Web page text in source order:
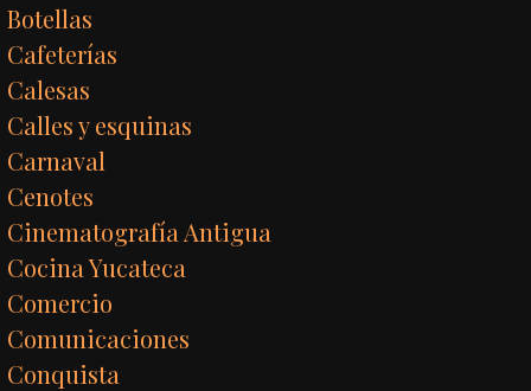
Botellas
Cafeterías
Calesas
Calles y esquinas
Carnaval
Cenotes
Cinematografía Antigua
Cocina Yucateca
Comercio
Comunicaciones
Conquista